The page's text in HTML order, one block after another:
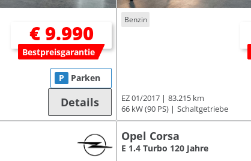
€ 9.990
Bestpreisgarantie
P Parken
Details
Benzin
EZ 01/2017
83.215 km
66 kW (90 PS)
Schaltgetriebe
Opel Corsa
E 1.4 Turbo 120 Jahre